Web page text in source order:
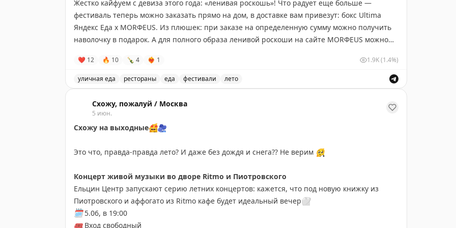
Жестко кайфуем с девиза этого года: «ленивая роскошь»! Что радует еще больше —
фестиваль теперь можно заказать прямо на дом, в доставке вам привезут: бокс Ultima
Яндекс Еда х MORФEUS. Из плюшек: при заказе на определенную сумму можно получить
наволочку в подарок. А для полного образа ленивой роскоши на сайте MORФEUS можно
И в более традиционном виде фестиваль проходит в ресторанах: при заказе из спешл-
меню на стол подают газету. Она переводит столик в «ленивый режим» — гости могут
замедлиться, отложить телефон и насладиться моментом
Подробнее о фестивалетут
❤ 12 🔥 10 🍾 4 ❤‍🔥 1 1.9K(1.4%)
уличная еда рестораны еда фестивали лето
Схожу, пожалуй / Москва
5 июн.
Схожу на выходные🤩🫐
Это что, правда-правда лето? И даже без дождя и снега?? Не верим 🥺
Концерт живой музыки во дворе Ritmo и Пиотровского
Ельцин Центр запускают серию летних концертов: кажется, что под новую книжку из
Пиотровского и аффогато из Ritmo кафе будет идеальный вечер🤍
🗓️5.06, в 19:00
🎟️Вход свободный